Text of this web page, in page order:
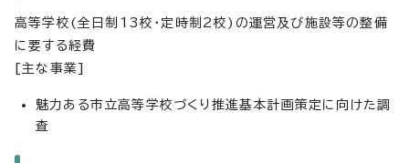
高等学校(全日制13校・定時制2校)の運営及び施設等の整備
に要する経費
[主な事業]
魅力ある市立高等学校づくり推進基本計画策定に向けた調
査